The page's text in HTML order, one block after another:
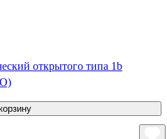
открытого типа 1b